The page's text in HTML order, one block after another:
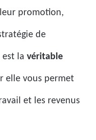
promotion,
de
la véritable
elle vous permet
et les revenus